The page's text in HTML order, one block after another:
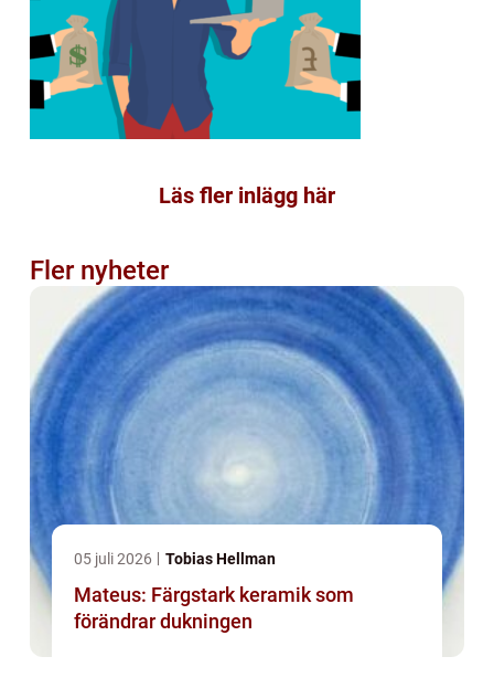
Läs fler inlägg här
Fler nyheter
05 juli 2026 Tobias Hellman
Mateus: Färgstark keramik som
förändrar dukningen